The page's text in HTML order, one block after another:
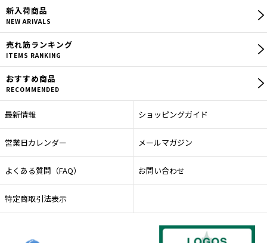
【エギング用品】
【ロッドカバー】
【セット商品】
【ウエア】
【その他】
新入荷商品
NEW ARIVALS
売れ筋ランキング
ITEMS RANKING
おすすめ商品
RECOMMENDED
最新情報 ショッピングガイド
営業日カレンダー メールマガジン
よくある質問（FAQ） お問い合わせ
特定商取引法表示